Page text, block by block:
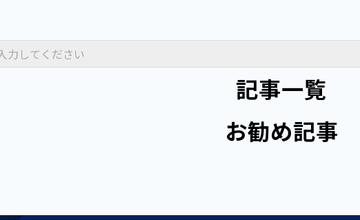
記事一覧
お勧め記事